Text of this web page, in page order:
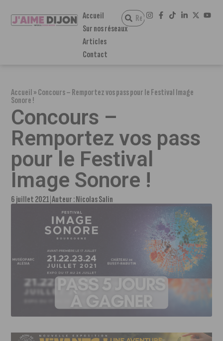
Accueil
Sur nos réseaux
Articles
Contact
Accueil»Concours – Remportez vos pass pour le Festival Image
Sonore !
Concours –
Remportez vos pass
pour le Festival
Image Sonore !
6 juillet 2021 Auteur :Nicolas Salin